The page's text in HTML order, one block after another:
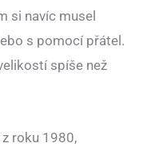
si navíc musel
s pomocí přátel.
spíše než
roku 1980,